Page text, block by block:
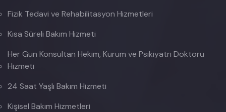
Fizik Tedavi ve Rehabilitasyon Hizmetleri
Kısa Süreli Bakım Hizmeti
Her Gün Konsültan Hekim, Kurum ve Psikiyatri Doktoru
Hizmeti
24 Saat Yaşlı Bakım Hizmeti
Kişisel Bakım Hizmetleri